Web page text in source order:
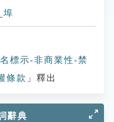
埠
標示-非商業性-禁
條款 」釋出
辭典